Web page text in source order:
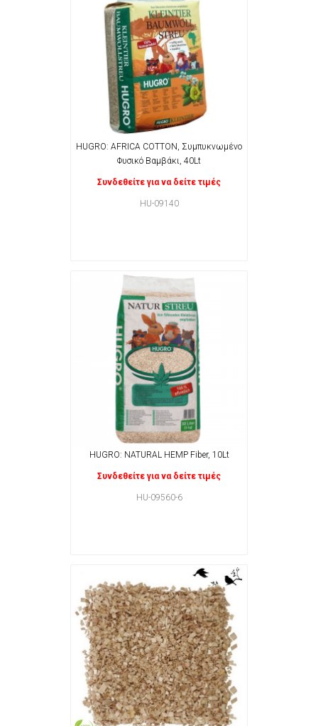
HUGRO: AFRICA COTTON, Συμπυκνωμένο
Φυσικό Βαμβάκι, 40Lt
Συνδεθείτε για να δείτε τιμές
HU-09140
HUGRO: NATURAL HEMP Fiber, 10Lt
Συνδεθείτε για να δείτε τιμές
HU-09560-6